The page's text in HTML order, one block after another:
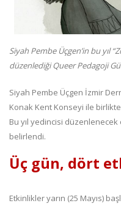
Siyah Pembe Üçgen’in bu yıl
düzenlediği Queer Pedagoji
Siyah Pembe Üçgen İzmir
Konak Kent Konseyi ile
Bu yıl yedincisi
belirlendi.
Üç gün, dört
Etkinlikler yarın (25 Mayıs)